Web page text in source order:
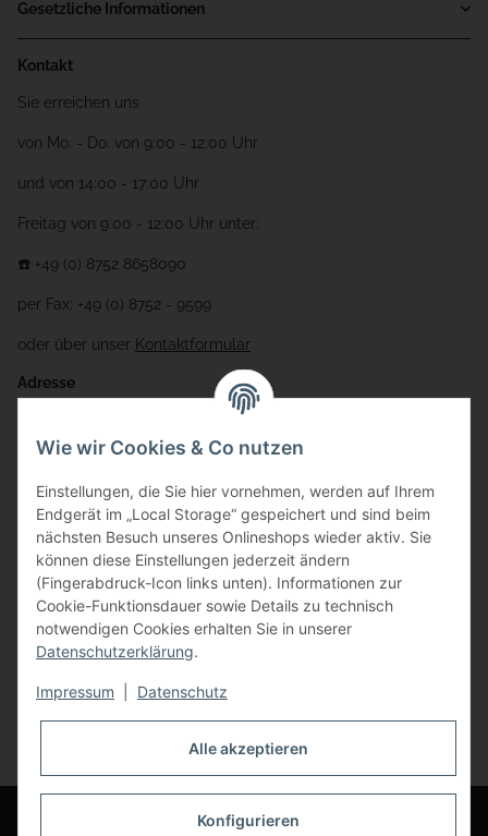
Gesetzliche Informationen
Kontakt
Sie erreichen uns
von Mo. - Do. von 9:00 - 12:00 Uhr
und von 14:00 - 17:00 Uhr
Freitag von 9:00 - 12:00 Uhr unter:
☎️ +49 (0) 8752 8658090
per Fax: +49 (0) 8752 - 9599
oder über unser Kontaktformular
Adresse
Gewerbering 17
84072 Au i.d. Hallertau
info@bauer-tore.de
Vertrag widerrufen
* Alle Preise inkl. gesetzlicher USt., zzgl.Versand
© Bauer-Systemtechnik GmbH - Technische Änderungen und Irrtümer
vorbehalten
Wie wir Cookies & Co nutzen
Einstellungen, die Sie hier vornehmen, werden auf Ihrem
Endgerät im „Local Storage“ gespeichert und sind beim
nächsten Besuch unseres Onlineshops wieder aktiv. Sie
können diese Einstellungen jederzeit ändern
(Fingerabdruck-Icon links unten). Informationen zur
Cookie-Funktionsdauer sowie Details zu technisch
notwendigen Cookies erhalten Sie in unserer
Datenschutzerklärung.
Impressum Datenschutz
Alle akzeptieren
Konfigurieren